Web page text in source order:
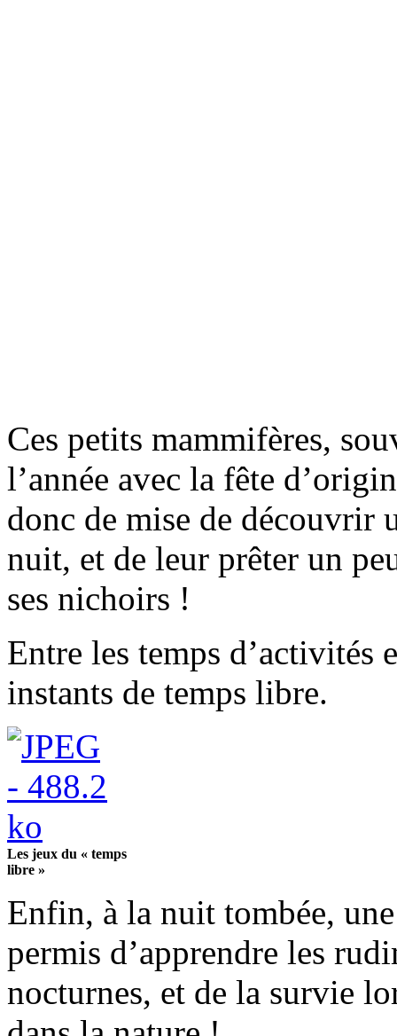
Ces petits mammifères,
l’année avec la fête
donc de mise de découvrir
nuit, et de leur prêter un
ses nichoirs !
Entre les temps d’activités
instants de temps libre.
Les jeux du « temps
libre »
Enfin, à la nuit tombée,
permis d’apprendre les
nocturnes, et de la survie